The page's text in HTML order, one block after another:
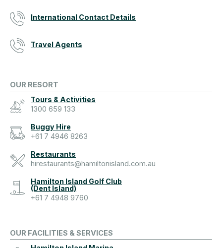
International Contact Details
Travel Agents
OUR RESORT
Tours & Activities
1300 659 133
Buggy Hire
+61 7 4946 8263
Restaurants
hirestaurants@hamiltonisland.com.au
Hamilton Island Golf Club
(Dent Island)
+61 7 4948 9760
OUR FACILITIES & SERVICES